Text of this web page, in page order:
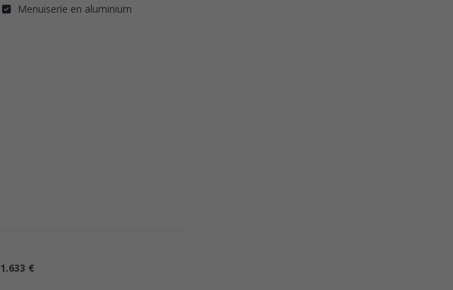
Menuiserie en aluminium
1.633 €